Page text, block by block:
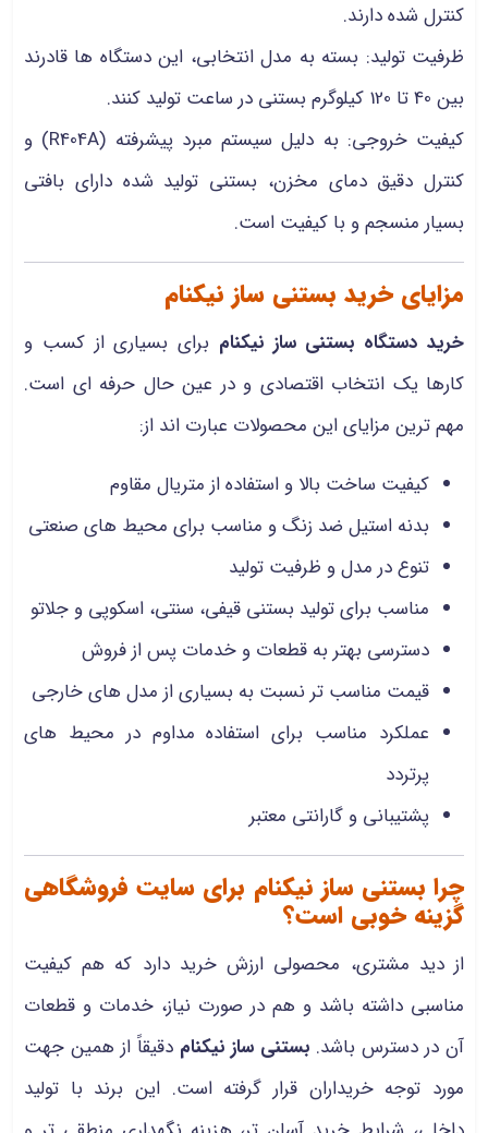
کنترل‌ شده دارند.
ظرفیت تولید: بسته به مدل انتخابی، این دستگاه ها قادرند
بین 40 تا 120 کیلوگرم بستنی در ساعت تولید کنند.
کیفیت خروجی: به دلیل سیستم مبرد پیشرفته (R404A) و
کنترل دقیق دمای مخزن، بستنی تولید شده دارای بافتی
بسیار منسجم و با کیفیت است.
مزایای خرید بستنی ساز نیکنام
خرید دستگاه بستنی ساز نیکنام برای بسیاری از کسب‌ و
کارها یک انتخاب اقتصادی و در عین حال حرفه‌ ای است.
مهم‌ ترین مزایای این محصولات عبارت‌ اند از:
کیفیت ساخت بالا و استفاده از متریال مقاوم
بدنه استیل ضد زنگ و مناسب برای محیط‌ های صنعتی
تنوع در مدل و ظرفیت تولید
مناسب برای تولید بستنی قیفی، سنتی، اسکوپی و جلاتو
دسترسی بهتر به قطعات و خدمات پس از فروش
قیمت مناسب‌ تر نسبت به بسیاری از مدل‌ های خارجی
عملکرد مناسب برای استفاده مداوم در محیط‌ های
پرتردد
پشتیبانی و گارانتی معتبر
چرا بستنی ساز نیکنام برای سایت فروشگاهی
گزینه خوبی است؟
از دید مشتری، محصولی ارزش خرید دارد که هم کیفیت
مناسبی داشته باشد و هم در صورت نیاز، خدمات و قطعات
آن در دسترس باشد. بستنی ساز نیکنام دقیقاً از همین جهت
مورد توجه خریداران قرار گرفته است. این برند با تولید